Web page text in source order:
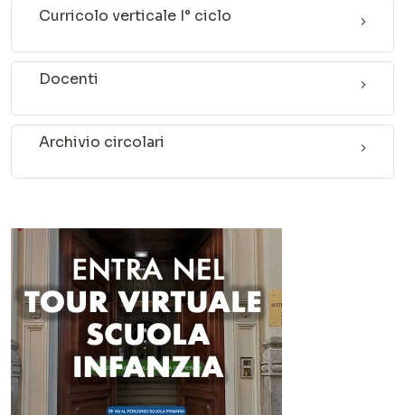
Curricolo verticale I° ciclo
Docenti
Archivio circolari